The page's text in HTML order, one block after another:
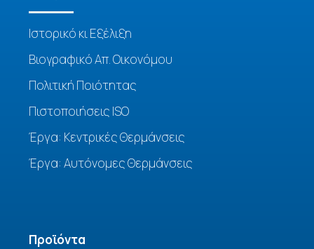
Ιστορικό κι Εξέλιξη
Βιογραφικό Απ. Οικονόμου
Πολιτική Ποιότητας
Πιστοποιήσεις ISO
Έργα: Κεντρικές Θερμάνσεις
Έργα: Αυτόνομες Θερμάνσεις
Προϊόντα